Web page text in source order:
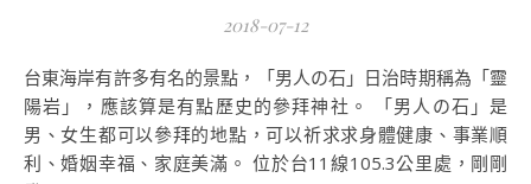
2018-07-12
台東海岸有許多有名的景點，「男人の石」日治時期稱為「靈
陽岩」，應該算是有點歷史的參拜神社。 「男人の石」是
男、女生都可以參拜的地點，可以祈求求身體健康、事業順
利、婚姻幸福、家庭美滿。 位於台11線105.3公里處，剛剛